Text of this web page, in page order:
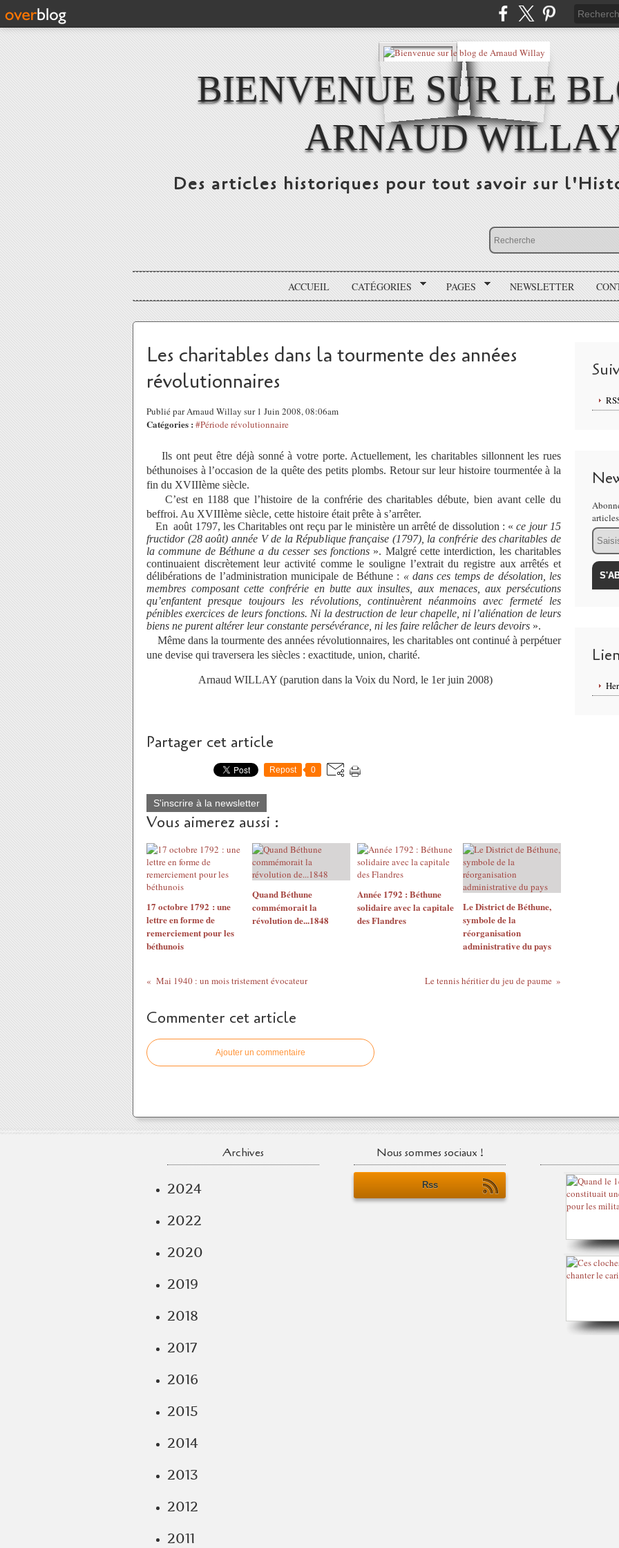
BIENVENUE SUR LE
ARNAUD
Des articles historiques pour tout savoir sur
ACCUEIL CATÉGORIES PAGES NEWSLETTER
Les charitables dans la tourmente des années
révolutionnaires
Publié par Arnaud Willay sur 1 Juin 2008, 08:06am
Catégories : #Période révolutionnaire
Ils ont peut être déjà sonné à votre porte. Actuellement, les charitables sillonnent les rues
béthunoises à l’occasion de la quête des petits plombs. Retour sur leur histoire tourmentée à la
fin du XVIIIème siècle.
C’est en 1188 que l’histoire de la confrérie des charitables débute, bien avant celle du
beffroi. Au XVIIIème siècle, cette histoire était prête à s’arrêter.
En août 1797, les Charitables ont reçu par le ministère un arrêté de dissolution : «ce jour 15
fructidor (28 août) année V de la République française (1797), la confrérie des charitables de
la commune de Béthune a du cesser ses fonctions ». Malgré cette interdiction, les charitables
continuaient discrètement leur activité comme le souligne l’extrait du registre aux arrêtés et
délibérations de l’administration municipale de Béthune : « dans ces temps de désolation, les
membres composant cette confrérie en butte aux insultes, aux menaces, aux persécutions
qu’enfantent presque toujours les révolutions, continuèrent néanmoins avec fermeté les
pénibles exercices de leurs fonctions. Ni la destruction de leur chapelle, ni l’aliénation de leurs
biens ne purent altérer leur constante persévérance, ni les faire relâcher de leurs devoirs ».
Même dans la tourmente des années révolutionnaires, les charitables ont continué à perpétuer
une devise qui traversera les siècles : exactitude, union, charité.
Arnaud WILLAY (parution dans la Voix du Nord, le 1er juin 2008)
Partager cet article
Repost 0
S'inscrire à la newsletter
Vous aimerez aussi :
17 octobre 1792 : une
lettre en forme de
remerciement pour les
béthunois
Quand Béthune
commémorait la
révolution de...1848
Année 1792 : Béthune
solidaire avec la capitale
des Flandres
Le District de Béthune,
symbole de la
réorganisation
administrative du pays
Mai 1940 : un mois tristement évocateur Le tennis héritier du jeu de paume
Commenter cet article
Ajouter un commentaire
Email
Archives
2024
2022
2020
2019
2018
2017
2016
2015
2014
2013
2012
2011
Nous sommes sociaux !
Rss